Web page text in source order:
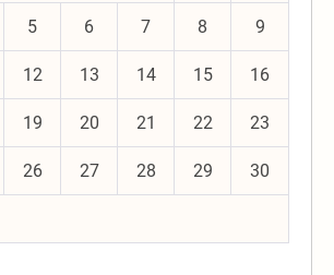
5 6 7 8 9
12 13 14 15 16
19 20 21 22 23
26 27 28 29 30